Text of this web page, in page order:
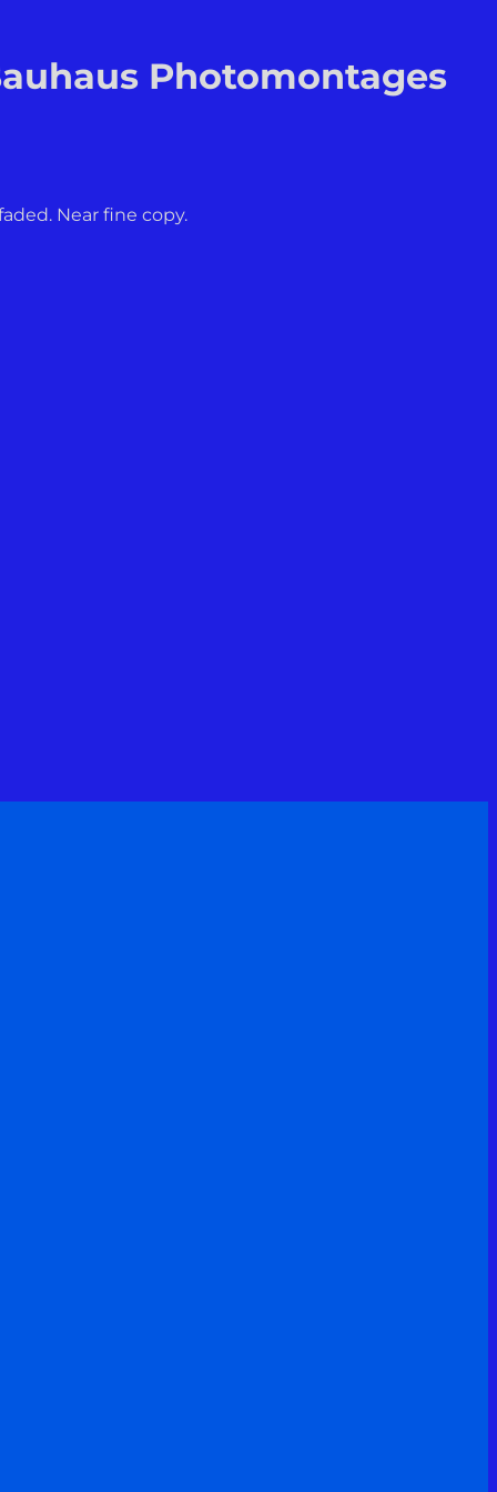
Photomontages
Near fine copy.